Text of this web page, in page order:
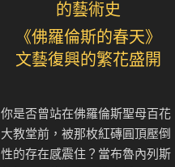
的藝術史
《佛羅倫斯的春天》
文藝復興的繁花盛開
你是否曾站在佛羅倫斯聖母百花
大教堂前，被那枚紅磚圓頂壓倒
性的存在感震住？當布魯內列斯